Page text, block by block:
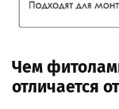
Чем
отличается